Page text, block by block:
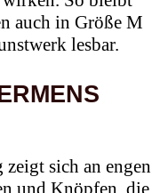
auch in Größe M
lesbar.
sich an engen